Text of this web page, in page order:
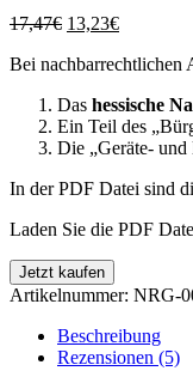
17,47€ Ursprünglicher
war:
13,23€Aktueller
ist:
Bei nachbarrechtlichen
Das hessische
Ein Teil des
Die „Geräte-
In der PDF Datei sind
Laden Sie die PDF
Nachbarrecht
in
Menge
Jetzt kaufen
Artikelnummer: NRG-
Beschreibung
Rezensionen (5)